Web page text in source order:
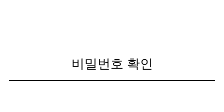
비밀번호 확인